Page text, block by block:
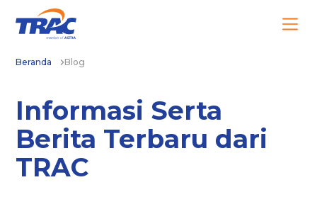
Beranda Blog
Informasi Serta
Berita Terbaru dari
TRAC